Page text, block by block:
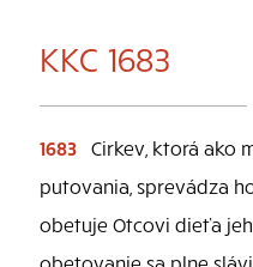
KKC 1683
1683 Cirkev, ktorá ako
putovania, sprevádza
obetuje Otcovi dieťa
obetovanie sa plne